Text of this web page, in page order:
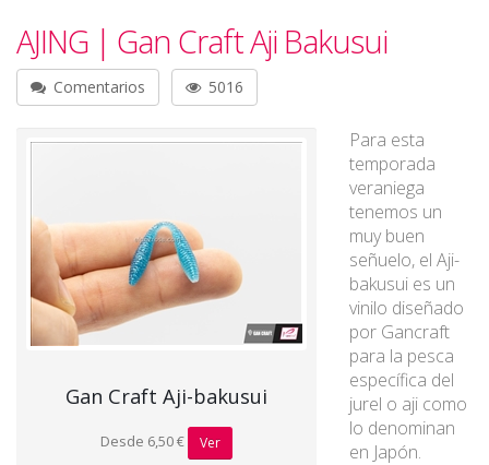
AJING | Gan Craft Aji Bakusui
Comentarios 5016
Gan Craft Aji-bakusui
Desde 6,50 € Ver
Para esta
temporada
veraniega
tenemos un
muy buen
señuelo, el Aji-
bakusui es un
vinilo diseñado
por Gancraft
para la pesca
específica del
jurel o aji como
lo denominan
en Japón.